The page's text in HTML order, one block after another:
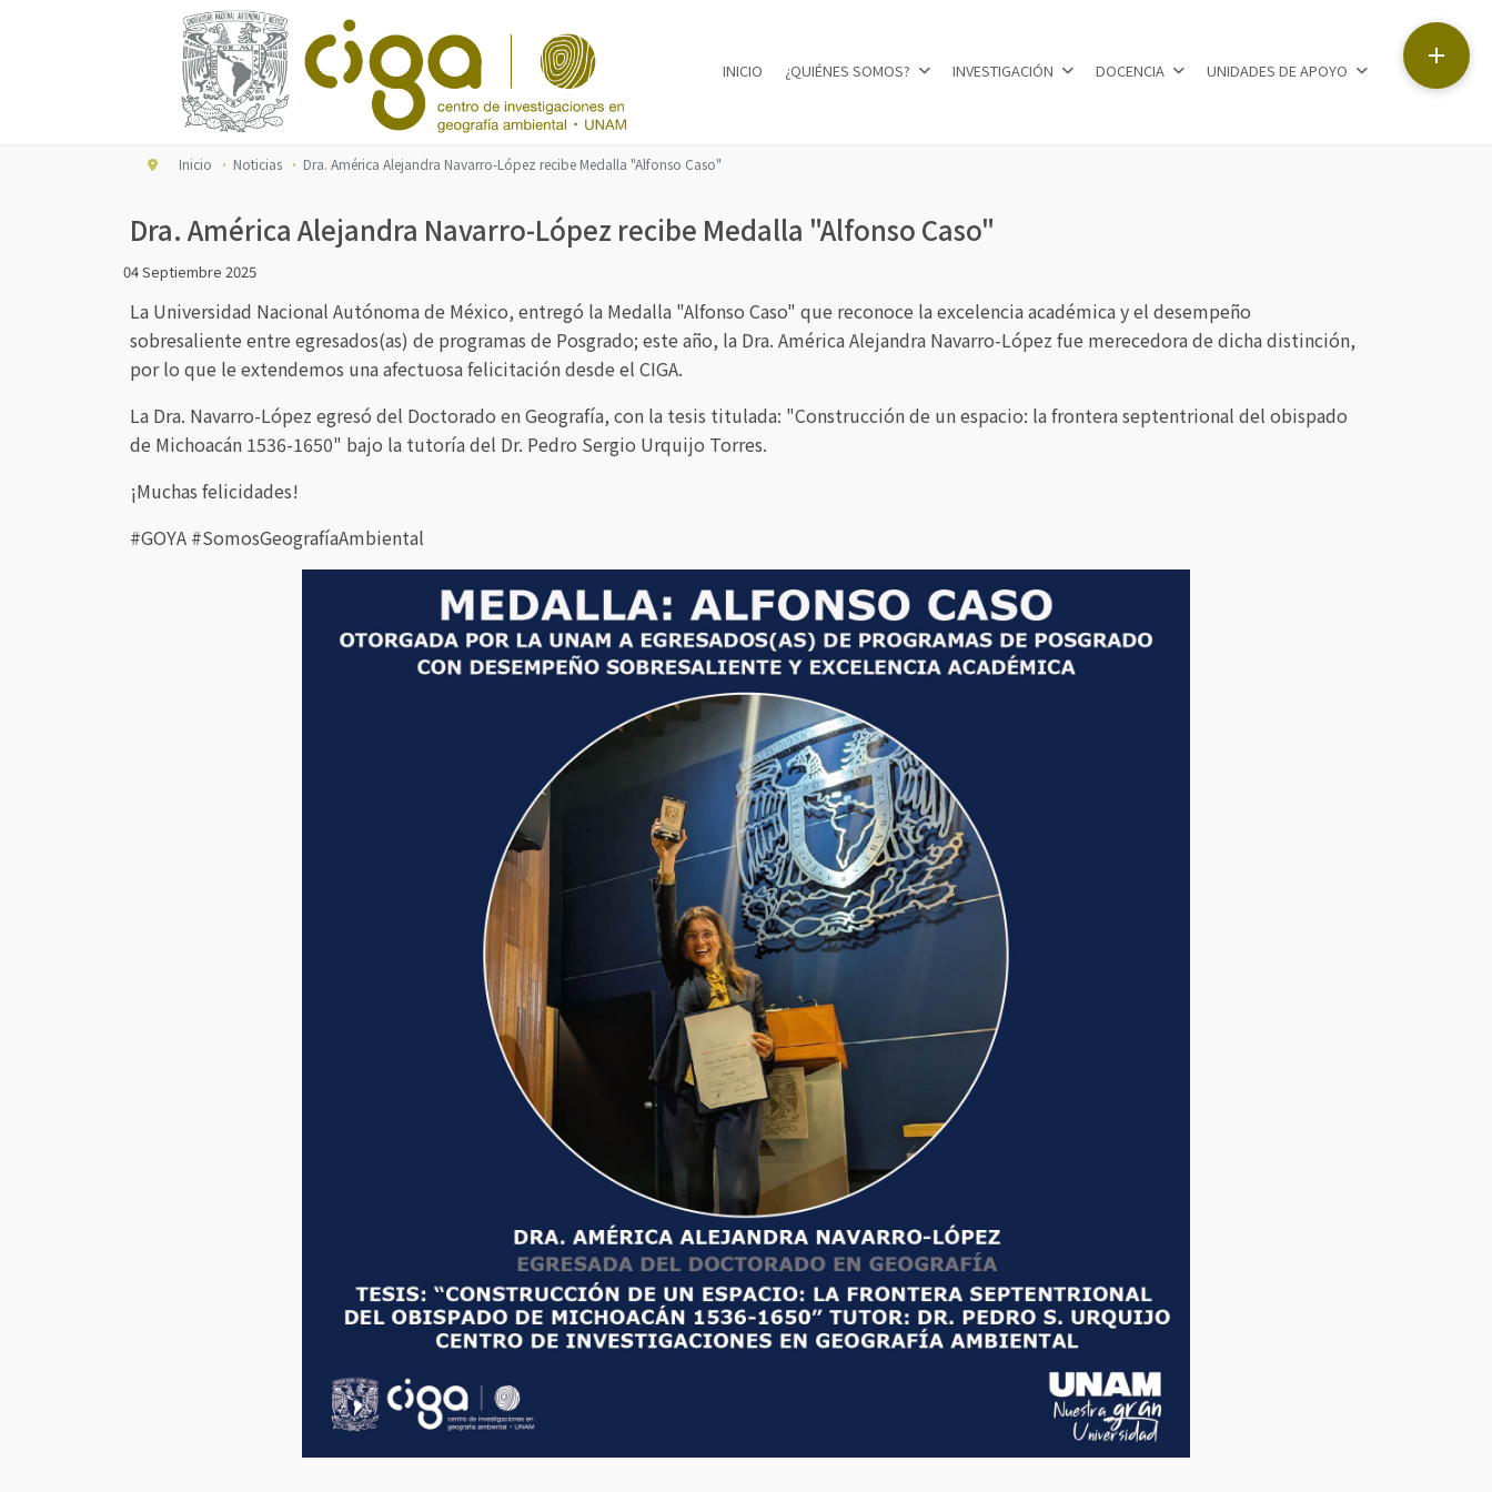

Seleccione su idioma
INICIO ¿QUIÉNES SOMOS? INVESTIGACIÓN DOCENCIA UNIDADES DE APOYO
Inicio Noticias Dra. América Alejandra Navarro-López recibe Medalla "Alfonso Caso"
Dra. América Alejandra Navarro-López recibe Medalla "Alfonso Caso"
04 Septiembre 2025
La Universidad Nacional Autónoma de México, entregó la Medalla "Alfonso Caso" que reconoce la excelencia académica y el desempeño
sobresaliente entre egresados(as) de programas de Posgrado; este año, la Dra. América Alejandra Navarro-López fue merecedora de dicha distinción,
por lo que le extendemos una afectuosa felicitación desde el CIGA.
La Dra. Navarro-López egresó del Doctorado en Geografía, con la tesis titulada: "Construcción de un espacio: la frontera septentrional del obispado
de Michoacán 1536-1650" bajo la tutoría del Dr. Pedro Sergio Urquijo Torres.
¡Muchas felicidades!
#GOYA #SomosGeografíaAmbiental